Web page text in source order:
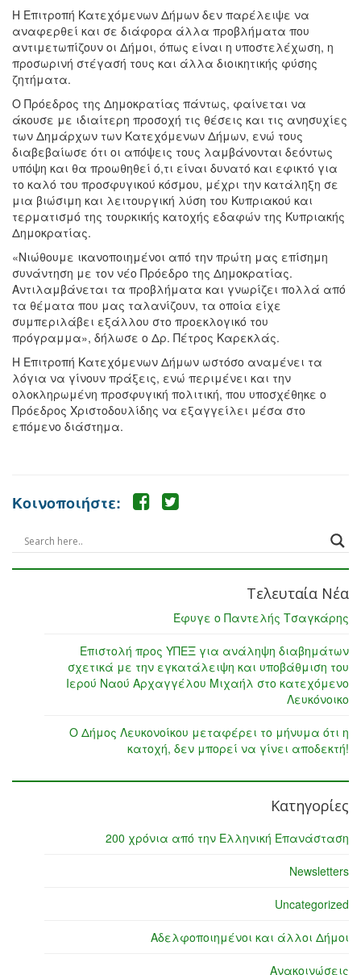
Η Επιτροπή Κατεχόμενων Δήμων δεν παρέλειψε να
αναφερθεί και σε διάφορα άλλα προβλήματα που
αντιμετωπίζουν οι Δήμοι, όπως είναι η υποστελέχωση, η
προσωρινή στέγασή τους και άλλα διοικητικής φύσης
ζητήματα.
Ο Πρόεδρος της Δημοκρατίας πάντως, φαίνεται να
άκουσε με ιδιαίτερη προσοχή τις θέσεις και τις ανησυχίες
των Δημάρχων των Κατεχόμενων Δήμων, ενώ τους
διαβεβαίωσε ότι οι απόψεις τους λαμβάνονται δεόντως
υπόψη και θα προωθηθεί ό,τι είναι δυνατό και εφικτό για
το καλό του προσφυγικού κόσμου, μέχρι την κατάληξη σε
μια βιώσιμη και λειτουργική λύση του Κυπριακού και
τερματισμό της τουρκικής κατοχής εδαφών της Κυπριακής
Δημοκρατίας.
«Νιώθουμε ικανοποιημένοι από την πρώτη μας επίσημη
συνάντηση με τον νέο Πρόεδρο της Δημοκρατίας.
Αντιλαμβάνεται τα προβλήματα και γνωρίζει πολλά από
τα θέματα που μας ταλανίζουν, τα οποία είχε
συμπεριλάβει εξάλλου στο προεκλογικό του
πρόγραμμα», δήλωσε ο Δρ. Πέτρος Καρεκλάς.
Η Επιτροπή Κατεχόμενων Δήμων ωστόσο αναμένει τα
λόγια να γίνουν πράξεις, ενώ περιμένει και την
ολοκληρωμένη προσφυγική πολιτική, που υποσχέθηκε ο
Πρόεδρος Χριστοδουλίδης να εξαγγείλει μέσα στο
επόμενο διάστημα.
Κοινοποιήστε:
Τελευταία Νέα
Έφυγε ο Παντελής Τσαγκάρης
Επιστολή προς ΥΠΕΞ για ανάληψη διαβημάτων
σχετικά με την εγκατάλειψη και υποβάθμιση του
Ιερού Ναού Αρχαγγέλου Μιχαήλ στο κατεχόμενο
Λευκόνοικο
Ο Δήμος Λευκονοίκου μεταφέρει το μήνυμα ότι η
κατοχή, δεν μπορεί να γίνει αποδεκτή!
Κατηγορίες
200 χρόνια από την Ελληνική Επανάσταση
Newsletters
Uncategorized
Αδελφοποιημένοι και άλλοι Δήμοι
Ανακοινώσεις